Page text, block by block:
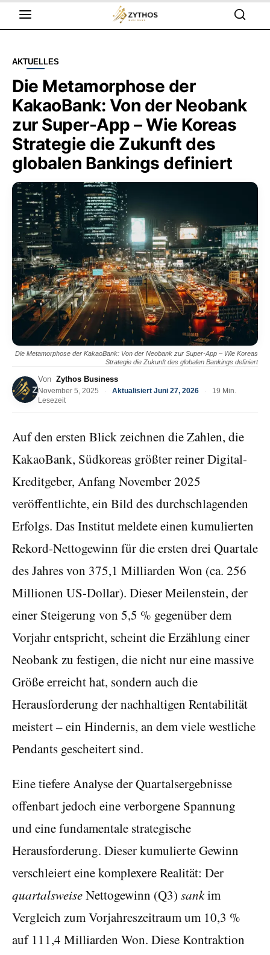
AKTUELLES
Die Metamorphose der
KakaoBank: Von der Neobank
zur Super-App – Wie Koreas
Strategie die Zukunft des
globalen Bankings definiert
Die Metamorphose der KakaoBank: Von der Neobank zur Super-App – Wie Koreas
Strategie die Zukunft des globalen Bankings definiert
Von Zythos Business
November 5, 2025 · Aktualisiert Juni 27, 2026 ·
19 Min.
Lesezeit
Auf den ersten Blick zeichnen die Zahlen, die
KakaoBank, Südkoreas größter reiner Digital-
Kreditgeber, Anfang November 2025
veröffentlichte, ein Bild des durchschlagenden
Erfolgs. Das Institut meldete einen kumulierten
Rekord-Nettogewinn für die ersten drei Quartale
des Jahres von 375,1 Milliarden Won (ca. 256
Millionen US-Dollar). Dieser Meilenstein, der
einer Steigerung von 5,5 % gegenüber dem
Vorjahr entspricht, scheint die Erzählung einer
Neobank zu festigen, die nicht nur eine massive
Größe erreicht hat, sondern auch die
Herausforderung der nachhaltigen Rentabilität
meistert – ein Hindernis, an dem viele westliche
Pendants gescheitert sind.
Eine tiefere Analyse der Quartalsergebnisse
offenbart jedoch eine verborgene Spannung
und eine fundamentale strategische
Herausforderung. Dieser kumulierte Gewinn
verschleiert eine komplexere Realität: Der
quartalsweiseNettogewinn (Q3) sankim
Vergleich zum Vorjahreszeitraum um 10,3 %
auf 111,4 Milliarden Won. Diese Kontraktion